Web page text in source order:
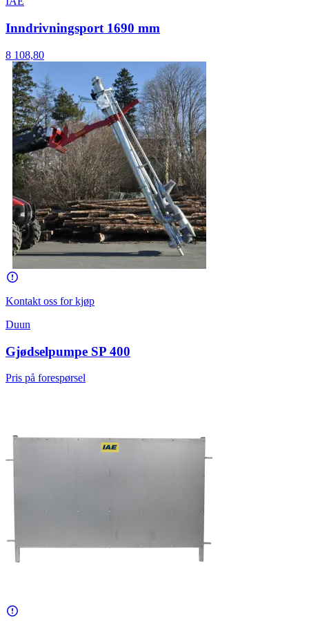
Inndrivningsport 1690 mm
8 108,80
Kontakt oss for kjøp
Duun
Gjødselpumpe SP 400
Pris på forespørsel